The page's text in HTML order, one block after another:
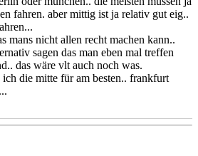
fahren. aber mittig ist ja relativ gut eig..
mans nicht allen recht machen kann..
sagen das man eben mal treffen
das wäre vlt auch noch was.
ich die mitte für am besten.. frankfurt